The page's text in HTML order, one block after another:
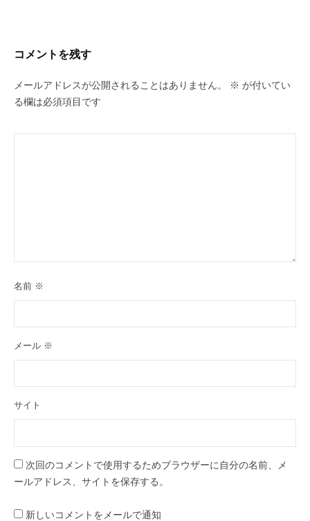
コメントを残す
メールアドレスが公開されることはありません。 ※ が付いてい
る欄は必須項目です
名前 ※
メール ※
サイト
次回のコメントで使用するためブラウザーに自分の名前、メ
ールアドレス、サイトを保存する。
新しいコメントをメールで通知